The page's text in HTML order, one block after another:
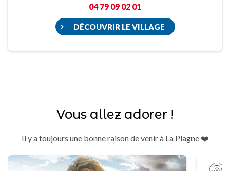
04 79 09 02 01
DÉCOUVRIR LE VILLAGE
Vous allez adorer !
Il y a toujours une bonne raison de venir à La Plagne ❤️